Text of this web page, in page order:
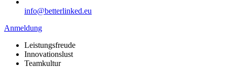
info@betterlinked.eu
Anmeldung
Leistungsfreude
Innovationslust
Teamkultur